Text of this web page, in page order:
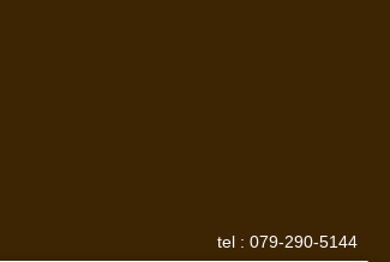
tel : 079-290-5144